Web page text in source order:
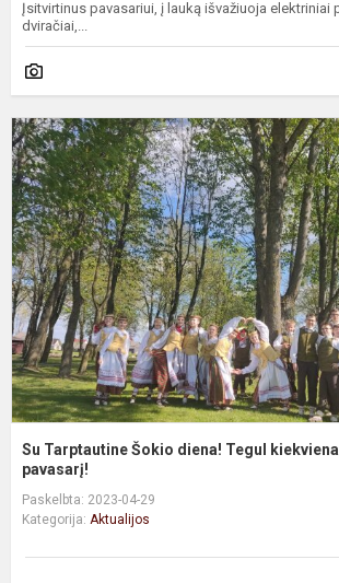
Įsitvirtinus pavasariui, į lauką išvažiuoja elektriniai
dviračiai,...
Su Tarptautine Šokio diena! Tegul
pavasarį!
Paskelbta: 2023-04-29
Kategorija: Aktualijos